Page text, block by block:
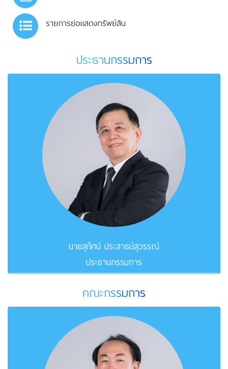
รายการย่อแสดงทรัพย์สิน
ประธานกรรมการ
นายสุทัศน์ ประสาธน์สุวรรณ์
ประธานกรรมการ
คณะกรรมการ